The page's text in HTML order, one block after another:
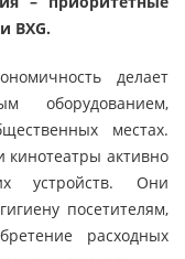
BXG.
делает
оборудованием,
местах.
кинотеатры активно
устройств. Они
посетителям,
расходных